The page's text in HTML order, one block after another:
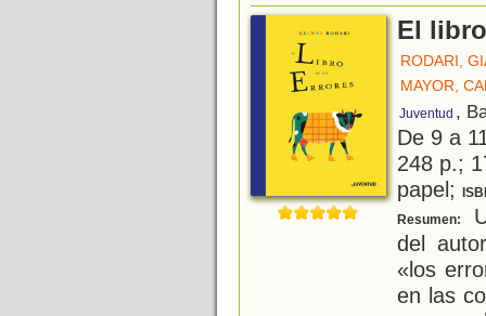
El
RODARI,
MAYOR,
Juventud ,
De 9 a
248 p.;
papel;
Resumen:
del
«los
en las